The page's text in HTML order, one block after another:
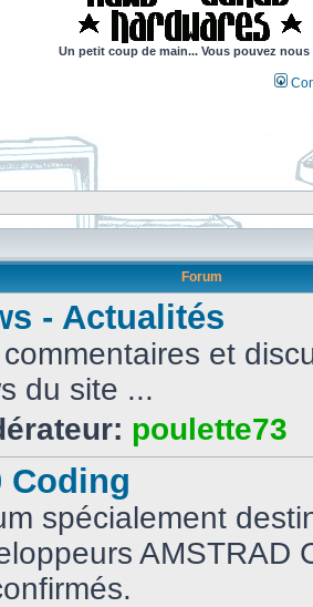
Un petit coup de main... Vous pouvez
Forum
- Actualités
et
du site ...
poulette73
Coding
spécialement
AMSTRAD